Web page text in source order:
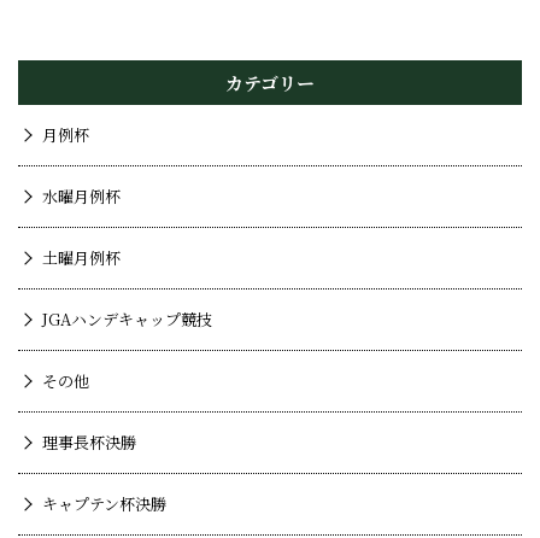
カテゴリー
月例杯
水曜月例杯
土曜月例杯
JGAハンデキャップ競技
その他
理事長杯決勝
キャプテン杯決勝